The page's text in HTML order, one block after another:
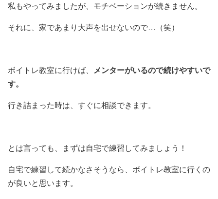
私もやってみましたが、モチベーションが続きません。
それに、家であまり大声を出せないので…（笑）
ボイトレ教室に行けば、 メンターがいるので続けやすいで
す。
行き詰まった時は、すぐに相談できます。
とは言っても、まずは自宅で練習してみましょう！
自宅で練習して続かなさそうなら、ボイトレ教室に行くの
が良いと思います。